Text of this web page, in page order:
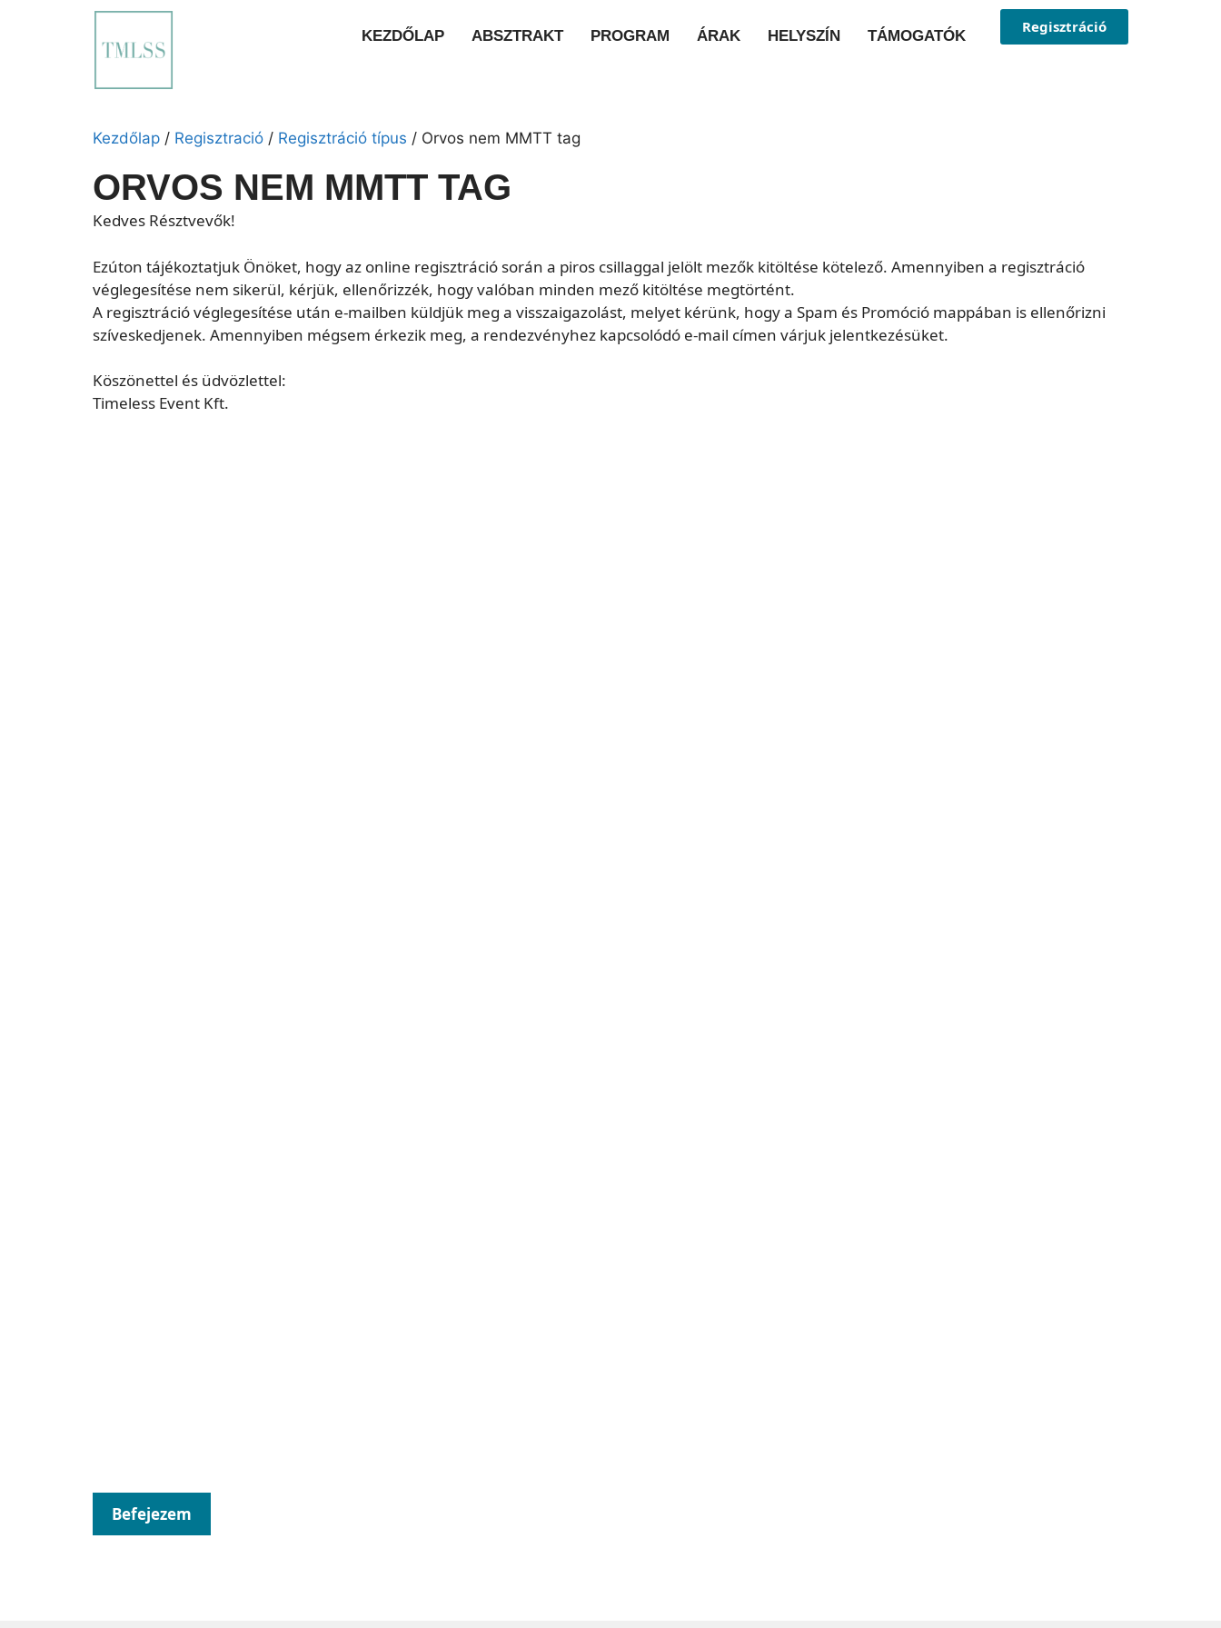
KEZDŐLAP ABSZTRAKT PROGRAM ÁRAK HELYSZÍN TÁMOGATÓK
Regisztráció
Kezdőlap / Regisztració / Regisztráció típus / Orvos nem MMTT tag
ORVOS NEM MMTT TAG
Kedves Résztvevők!
Ezúton tájékoztatjuk Önöket, hogy az online regisztráció során a piros csillaggal jelölt mezők kitöltése kötelező. Amennyiben a regisztráció
véglegesítése nem sikerül, kérjük, ellenőrizzék, hogy valóban minden mező kitöltése megtörtént.
A regisztráció véglegesítése után e-mailben küldjük meg a visszaigazolást, melyet kérünk, hogy a Spam és Promóció mappában is ellenőrizni
szíveskedjenek. Amennyiben mégsem érkezik meg, a rendezvényhez kapcsolódó e-mail címen várjuk jelentkezésüket.
Köszönettel és üdvözlettel:
Timeless Event Kft.
Befejezem